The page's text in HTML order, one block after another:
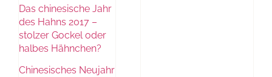
Das chinesische Jahr
des Hahns 2017 –
stolzer Gockel oder
halbes Hähnchen?
Chinesisches Neujahr